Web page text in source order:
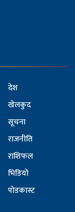
देश
खेलकुद
सूचना
राजनीति
राशिफल
भिडियो
पोडकास्ट